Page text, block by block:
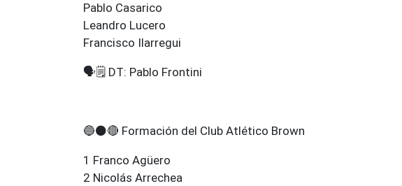
Pablo Casarico
Leandro Lucero
Francisco Ilarregui
🗣️🗒️ DT: Pablo Frontini
🔵⚫🔴 Formación del Club Atlético Brown
1 Franco Agüero
2 Nicolás Arrechea